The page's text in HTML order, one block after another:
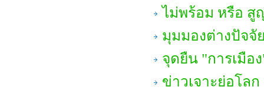
ไม่พร้อม หรือ สู
มุมมองต่างปัจจั
จุดยืน "การเมือ
ข่าวเจาะย่อโล